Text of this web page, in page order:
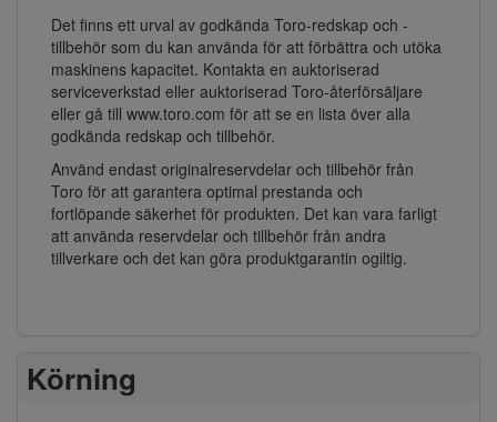
Det finns ett urval av godkända Toro-redskap och -
tillbehör som du kan använda för att förbättra och utöka
maskinens kapacitet. Kontakta en auktoriserad
serviceverkstad eller auktoriserad Toro-återförsäljare
eller gå till www.toro.com för att se en lista över alla
godkända redskap och tillbehör.
Använd endast originalreservdelar och tillbehör från
Toro för att garantera optimal prestanda och
fortlöpande säkerhet för produkten. Det kan vara farligt
att använda reservdelar och tillbehör från andra
tillverkare och det kan göra produktgarantin ogiltig.
Körning